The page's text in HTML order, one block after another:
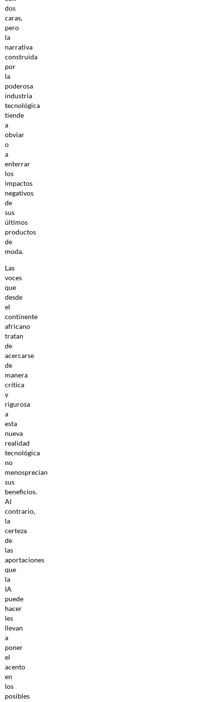
dos
caras,
pero
la
narrativa
construida
por
la
poderosa
industria
tecnológica
tiende
a
obviar
o
a
enterrar
los
impactos
negativos
de
sus
últimos
productos
de
moda.
Las
voces
que
desde
el
continente
africano
tratan
de
acercarse
de
manera
crítica
y
rigurosa
a
esta
nueva
realidad
tecnológica
no
menosprecian
sus
beneficios.
Al
contrario,
la
certeza
de
las
aportaciones
que
la
IA
puede
hacer
les
llevan
a
poner
el
acento
en
los
posibles